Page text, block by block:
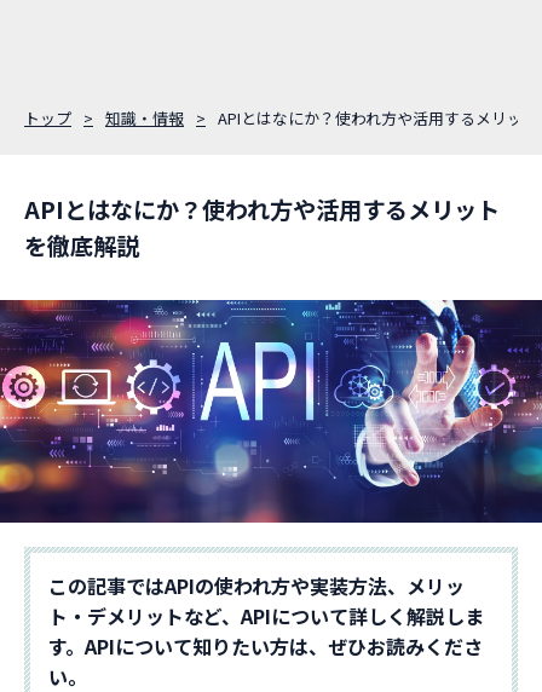
トップ 知識・情報 APIとはなにか？使われ方や活用するメリッ
APIとはなにか？使われ方や活用するメリット
を徹底解説
この記事ではAPIの使われ方や実装方法、メリッ
ト・デメリットなど、APIについて詳しく解説しま
す。APIについて知りたい方は、ぜひお読みくださ
い。